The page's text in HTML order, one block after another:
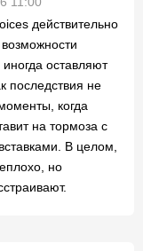
действительно
оставляют
последствия не
когда
на тормоза с
В целом,
но